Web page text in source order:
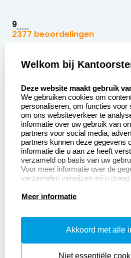
9
2377 beoordelingen
Zakelijk:
Aanvraag op maat
Betaling &
Verzending
Wederverkoper
worden
Sale
Productinformatie:
Instructiepagina
Safety Sheets
Welkom bij
Deze website maakt gebruik
We gebruiken cookies om
personaliseren, om functies voor
om ons websiteverkeer te
informatie over uw gebruik van
partners voor social media,
partners kunnen deze gegevens
informatie die u aan ze heeft
verzameld op basis van uw
Voor meer informatie over de
verzamelen verwijzen wij u
Meer informatie
Akkoord met alle
Niet essentiële